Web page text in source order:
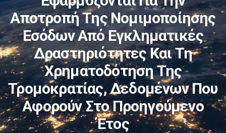
Αποτροπή Της Νομιμοποίησης
Εσόδων Από Εγκληματικές
Δραστηριότητες Και Τη
Χρηματοδότηση Της
Τρομοκρατίας, Δεδομένων Που
Αφορούν Στο Προηγούμενο
Έτος